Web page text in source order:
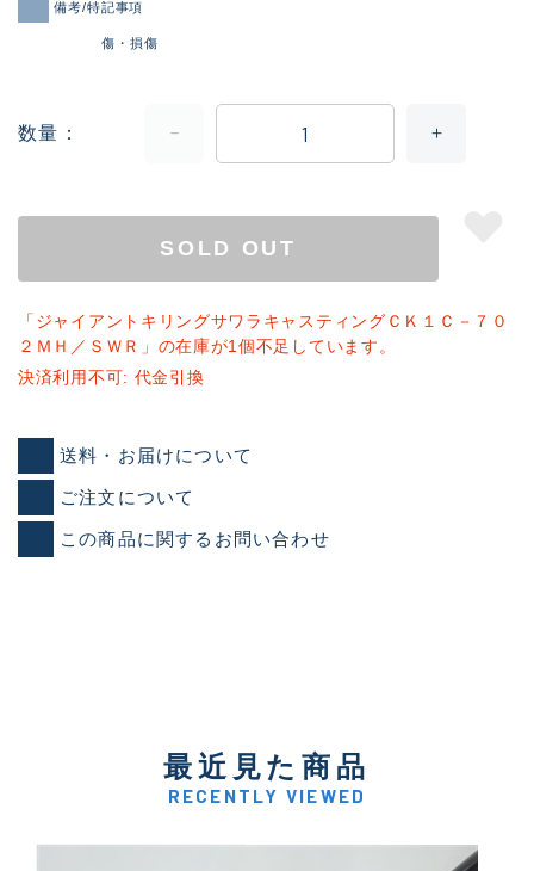
備考/特記事項
傷・損傷
数量
SOLD OUT
「ジャイアントキリングサワラキャスティングＣＫ１Ｃ－７０
２ＭＨ／ＳＷＲ」の在庫が1個不足しています。
決済利用不可: 代金引換
送料・お届けについて
ご注文について
この商品に関するお問い合わせ
最近見た商品
RECENTLY VIEWED